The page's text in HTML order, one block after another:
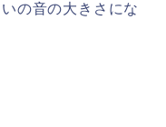
の音の大きさにな